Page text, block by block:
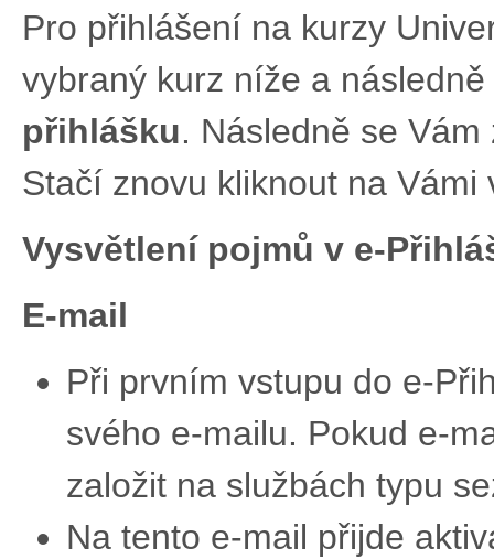
Pro přihlášení na kurzy
vybraný kurz níže a
přihlášku. Následně se
Stačí znovu kliknout na
Vysvětlení pojmů v e-
E-mail
Při prvním vstupu do e-
svého e-mailu. Pokud e-
založit na službách typu
Na tento e-mail přijde